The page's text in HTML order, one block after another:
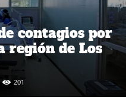
contagios por
región de Los
201